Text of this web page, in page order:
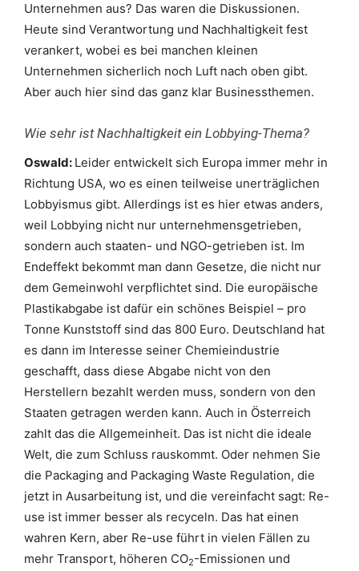
Unternehmen aus? Das waren die Diskussionen.
Heute sind Verantwortung und Nachhaltigkeit fest
verankert, wobei es bei manchen kleinen
Unternehmen sicherlich noch Luft nach oben gibt.
Aber auch hier sind das ganz klar Businessthemen.
Wie sehr ist Nachhaltigkeit ein Lobbying-Thema?
Oswald: Leider entwickelt sich Europa immer mehr in
Richtung USA, wo es einen teilweise unerträglichen
Lobbyismus gibt. Allerdings ist es hier etwas anders,
weil Lobbying nicht nur unternehmensgetrieben,
sondern auch staaten- und NGO-getrieben ist. Im
Endeffekt bekommt man dann Gesetze, die nicht nur
dem Gemeinwohl verpflichtet sind. Die europäische
Plastikabgabe ist dafür ein schönes Beispiel – pro
Tonne Kunststoff sind das 800 Euro. Deutschland hat
es dann im Interesse seiner Chemieindustrie
geschafft, dass diese Abgabe nicht von den
Herstellern bezahlt werden muss, sondern von den
Staaten getragen werden kann. Auch in Österreich
zahlt das die Allgemeinheit. Das ist nicht die ideale
Welt, die zum Schluss rauskommt. Oder nehmen Sie
die Packaging and Packaging Waste Regulation, die
jetzt in Ausarbeitung ist, und die vereinfacht sagt: Re-
use ist immer besser als recyceln. Das hat einen
wahren Kern, aber Re-use führt in vielen Fällen zu
mehr Transport, höheren CO2-Emissionen und